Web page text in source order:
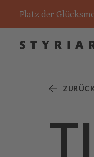
Platz der